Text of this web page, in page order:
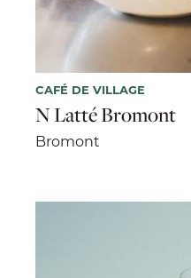
CAFÉ DE VILLAGE
N Latté Bromont
Bromont